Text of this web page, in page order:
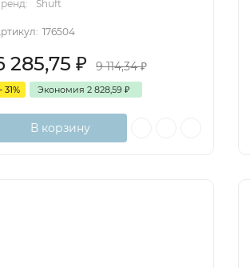
Shuft
176504
285,75₽ 9 114,34₽
- 31% Экономия2 828,59₽
В корзину